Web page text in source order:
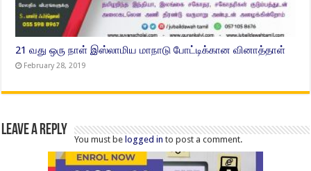
21 வது ஒரு நாள் இஸ்லாமிய மாநாடு போட்டிக்கான வினாத்தாள்
February 28, 2019
Leave a Reply
You must belogged in to post a comment.